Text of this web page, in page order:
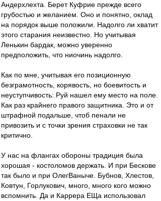
Андерхлехта. Берет Куфрие прежде всего
грубостью и желанием. Оно и понятно, оклад
на порядок выше положили. Надолго ли хватит
этого старания неизвестно. Но учитывая
Ленькин бардак, можно уверенно
предположить, что ниочинь надолго.
Как по мне, учитывая его позиционную
безграмотность, корявость, но боевитость и
неуступчивость: Руй нашел ему место на поле.
Как раз крайнего правого защитника. Это и от
штрафной подальше, чтоб пенали не
привозить и с точки зрения страховки не так
критично.
У нас на флангах обороны традиция была
хорошая - костоломов держать. И при Бескове
так было и при ОлегВаныче. Бубнов, Хлестов,
Ковтун, Горлукович, много, много кого можно
вспомнить. Да и Каррера ЕЩа использовал